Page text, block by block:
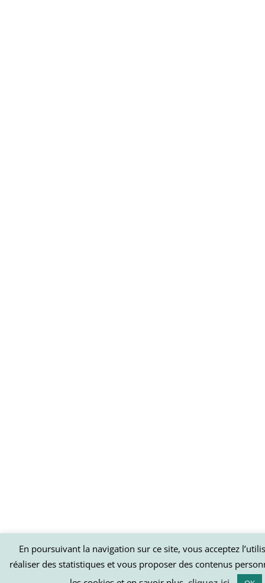
En poursuivant la navigation sur ce site, vous acceptez
réaliser des statistiques et vous proposer des contenus